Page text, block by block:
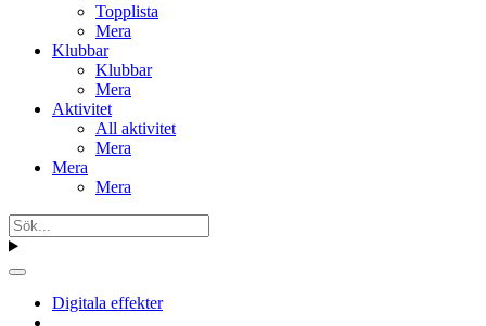
Topplista
Mera
Klubbar
Klubbar
Mera
Aktivitet
All aktivitet
Mera
Mera
Mera
Digitala effekter